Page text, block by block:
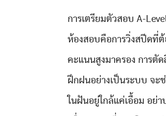
การเตรียมตัวสอบ A-
ห้องสอบคือการวิ่งสปีดที่ต้
คะแนนสูงมาครอง การตั
ฝึกฝนอย่างเป็นระบบ จะ
ในฝันอยู่ใกล้แค่เอื้อม อย่